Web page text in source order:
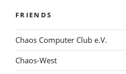
FRIENDS
Chaos Computer Club e.V.
Chaos-West